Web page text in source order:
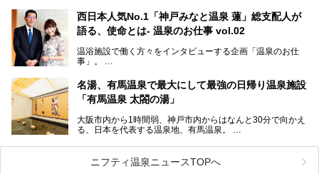
華街をはじめ、きらびやかに発展したハーバーランドなど、
人気観光スポットもめじろ押しです。
そして、温泉好きの視点から見ると、神戸市といえば何とい
湯です。そのお湯をリーズナブルに体験できる健康ランドや
スーパー銭湯があったら……。今回はそんな希望に沿う施設
きます！
西日本人気No.1「神戸みなと温泉 蓮」総支配人が
語る、使命とは- 温泉のお仕事 vol.02
温浴施設で働く方々をインタビューする企画「温泉のお仕
事」。
ング西日本1位、2年連続「ベストオブ宿泊賞」に輝いた
「神戸みなと温泉 蓮」の魅力に迫りました！
名湯、有馬温泉で最大にして最強の日帰り温泉施設
「有馬温泉 太閤の湯」
大阪市内から1時間弱、神戸市内からはなんと30分で向かえ
る、日本を代表する温泉地、有馬温泉。
有名な「金泉」と「銀泉」に加え、人工のの炭酸泉まで楽し
める、ある意味「最強」ともいえる施設です。
今回は自慢のお湯をメインにその魅力の数々を紹介します！
ニフティ温泉ニュースTOPへ